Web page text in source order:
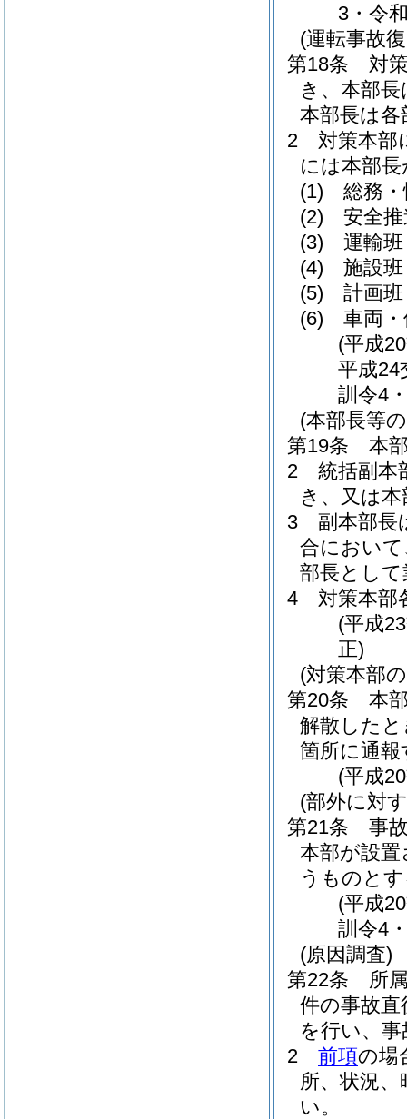
3・令
(運転事故
第18条
対
き、本部
本部長は
2
対策本部
には本部
(1)
総務
(2)
安全
(3)
運輸班
(4)
施設班
(5)
計画班
(6)
車両
(平成
平成24
訓令4
(本部長等
第19条
本
2
統括副本
き、又は
3
副本部長
合におい
部長とし
4
対策本部
(平成
正)
(対策本部
第20条
本
解散した
箇所に通
(平成
(部外に対
第21条
事
本部が設
うものと
(平成
訓令4
(原因調査)
第22条
所
件の事故
を行い、
2
前項の場
所、状況
い。